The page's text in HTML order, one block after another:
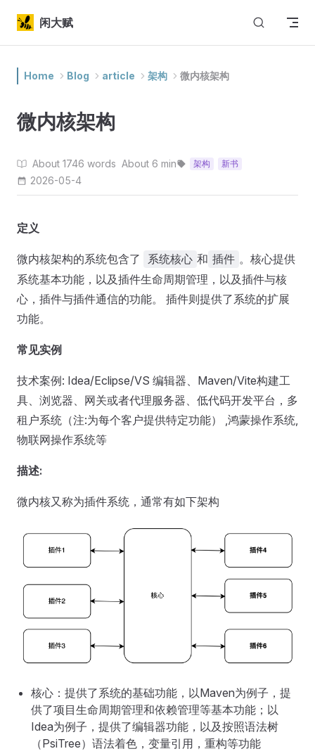
Skip to content
闲大赋
Home Blog article 架构 微内核架构
微内核架构
About 1746 words About 6 min 架构 新书
2026-05-4
定义
微内核架构的系统包含了 系统核心 和 插件 。核心提供
系统基本功能，以及插件生命周期管理，以及插件与核
心，插件与插件通信的功能。 插件则提供了系统的扩展
功能。
常见实例
技术案例: Idea/Eclipse/VS 编辑器、Maven/Vite构建工
具、浏览器、网关或者代理服务器、低代码开发平台，多
租户系统（注:为每个客户提供特定功能） ,鸿蒙操作系统,
物联网操作系统等
描述:
微内核又称为插件系统，通常有如下架构
核心：提供了系统的基础功能，以Maven为例子，提
供了项目生命周期管理和依赖管理等基本功能；以
Idea为例子，提供了编辑器功能，以及按照语法树
（PsiTree）语法着色，变量引用，重构等功能